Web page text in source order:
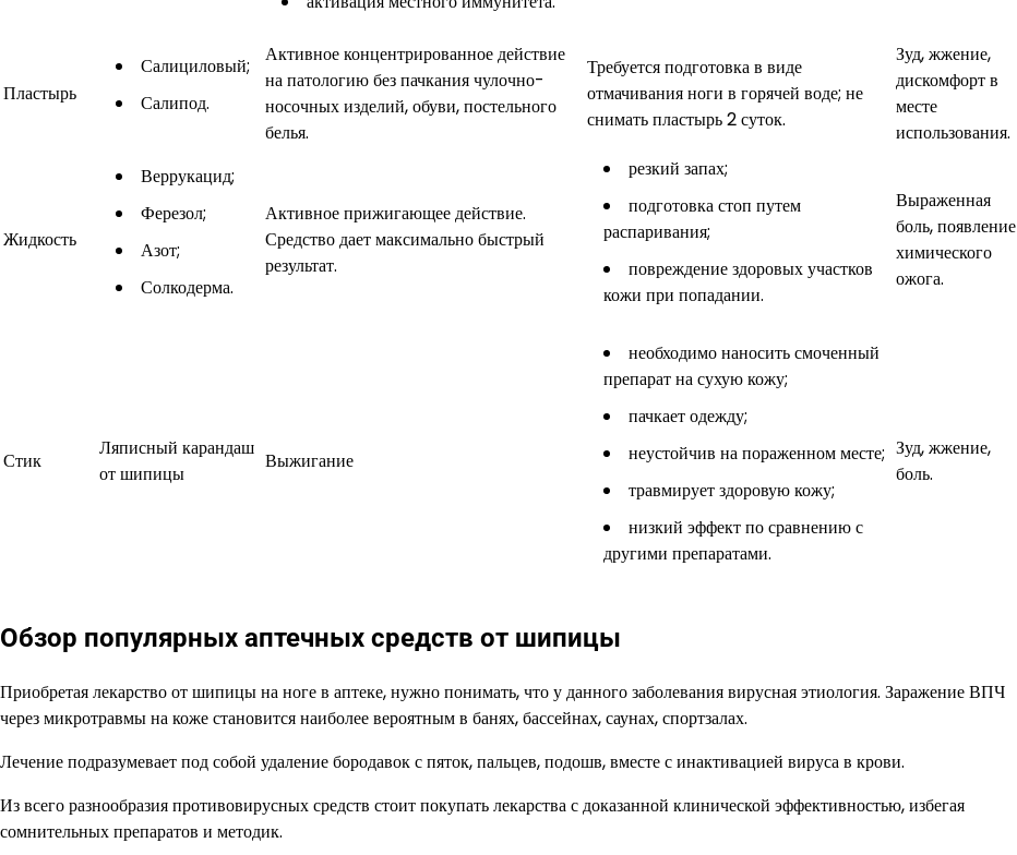
Пластырь
Салициловый;
Салипод.
Активное концентрированное действие
на патологию без пачкания чулочно-
носочных изделий, обуви, постельного
белья.
Требуется подготовка в виде
отмачивания ноги в горячей воде; не
снимать пластырь 2 суток.
Зуд, жжение,
дискомфорт в
месте
использования.
Жидкость
Веррукацид;
Ферезол;
Азот;
Солкодерма.
Активное прижигающее действие.
Средство дает максимально быстрый
результат.
резкий запах;
подготовка стоп путем
распаривания;
повреждение здоровых участков
кожи при попадании.
Выраженная
боль, появление
химического
ожога.
Стик
Ляписный карандаш
от шипицы
Выжигание
необходимо наносить смоченный
препарат на сухую кожу;
пачкает одежду;
неустойчив на пораженном месте;
травмирует здоровую кожу;
низкий эффект по сравнению с
другими препаратами.
Зуд, жжение,
боль.
Обзор популярных аптечных средств от шипицы
Приобретая лекарство от шипицы на ноге в аптеке, нужно понимать, что у данного заболевания вирусная этиология. Заражение ВПЧ
через микротравмы на коже становится наиболее вероятным в банях, бассейнах, саунах, спортзалах.
Лечение подразумевает под собой удаление бородавок с пяток, пальцев, подошв, вместе с инактивацией вируса в крови.
Из всего разнообразия противовирусных средств стоит покупать лекарства с доказанной клинической эффективностью, избегая
сомнительных препаратов и методик.